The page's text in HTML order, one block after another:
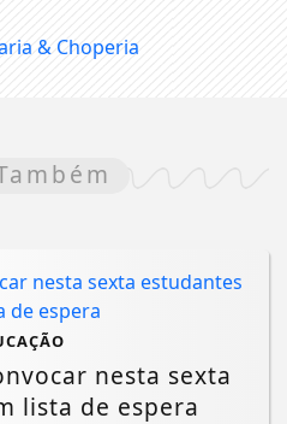
nesta sexta
lista de espera